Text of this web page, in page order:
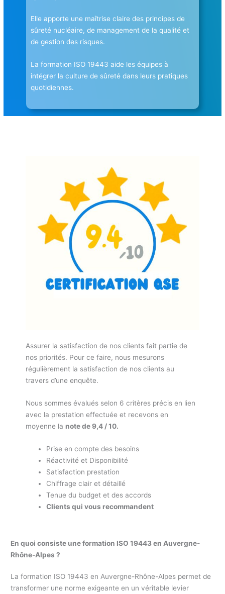
Elle apporte une maîtrise claire des principes de
sûreté nucléaire, de management de la qualité et
de gestion des risques.
La formation ISO 19443 aide les équipes à
intégrer la culture de sûreté dans leurs pratiques
quotidiennes.
Assurer la satisfaction de nos clients fait partie de
nos priorités. Pour ce faire, nous mesurons
régulièrement la satisfaction de nos clients au
travers d’une enquête.
Nous sommes évalués selon 6 critères précis en lien
avec la prestation effectuée et recevons en
moyenne la note de 9,4 / 10.
Prise en compte des besoins
Réactivité et Disponibilité
Satisfaction prestation
Chiffrage clair et détaillé
Tenue du budget et des accords
Clients qui vous recommandent
En quoi consiste une formation ISO 19443 en Auvergne-
Rhône-Alpes ?
La formation ISO 19443 en Auvergne-Rhône-Alpes permet de
transformer une norme exigeante en un véritable levier